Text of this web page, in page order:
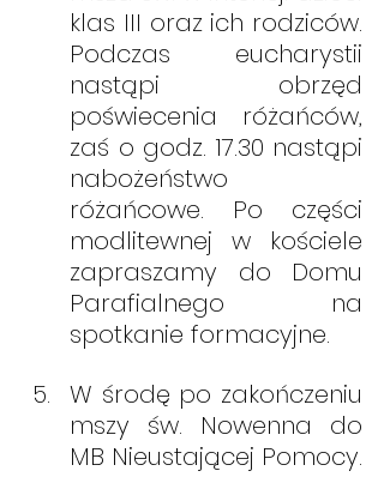
klas III oraz ich rodziców.
Podczas eucharystii
nastąpi obrzęd
poświecenia różańców,
zaś o godz. 17.30 nastąpi
nabożeństwo
różańcowe. Po części
modlitewnej w kościele
zapraszamy do Domu
Parafialnego na
spotkanie formacyjne.
W środę po zakończeniu
mszy św. Nowenna do
MB Nieustającej Pomocy.